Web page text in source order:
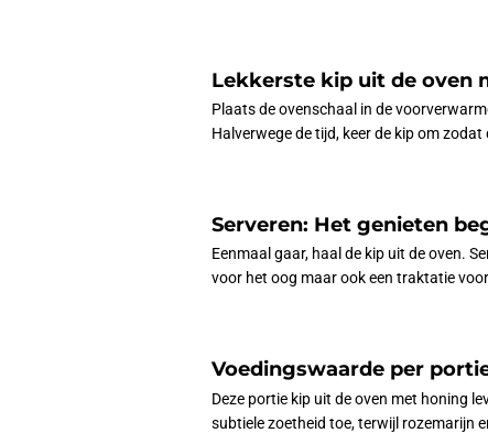
Lekkerste kip uit de oven
Plaats de ovenschaal in de
Halverwege de tijd, keer de kip om
Serveren: Het genieten
Eenmaal gaar, haal de kip uit de oven.
voor het oog maar ook een traktatie
Voedingswaarde per
Deze portie kip uit de oven met honing
subtiele zoetheid toe, terwijl rozemarijn